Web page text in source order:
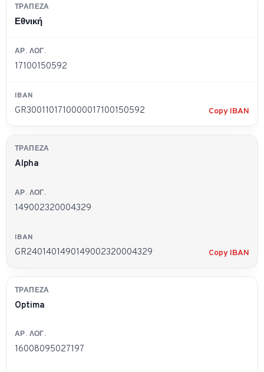
Εθνική
17100150592
GR3001101710000017100150592 Copy IBAN
Alpha
149002320004329
GR2401401490149002320004329 Copy IBAN
Optima
16008095027197